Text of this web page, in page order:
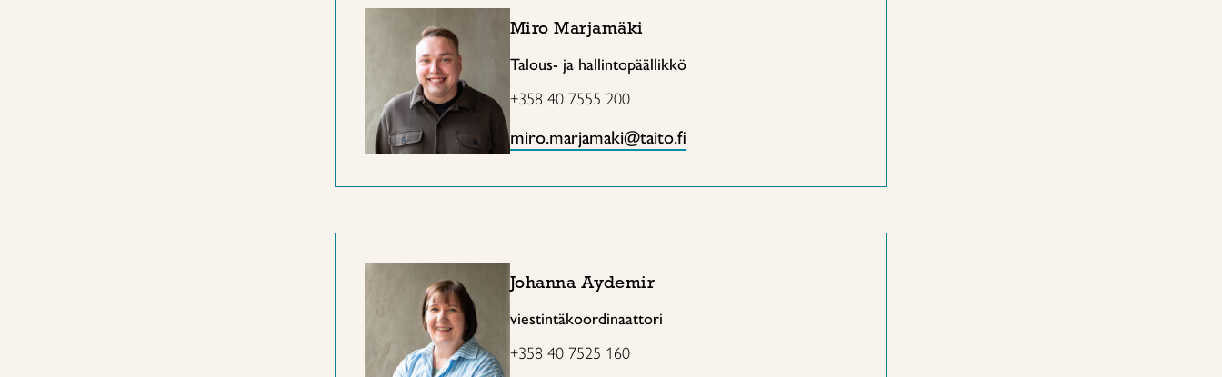
Miro Marjamäki
Talous- ja hallintopäällikkö
+358 40 7555 200
miro.marjamaki@taito.fi
Johanna Aydemir
viestintäkoordinaattori
+358 40 7525 160